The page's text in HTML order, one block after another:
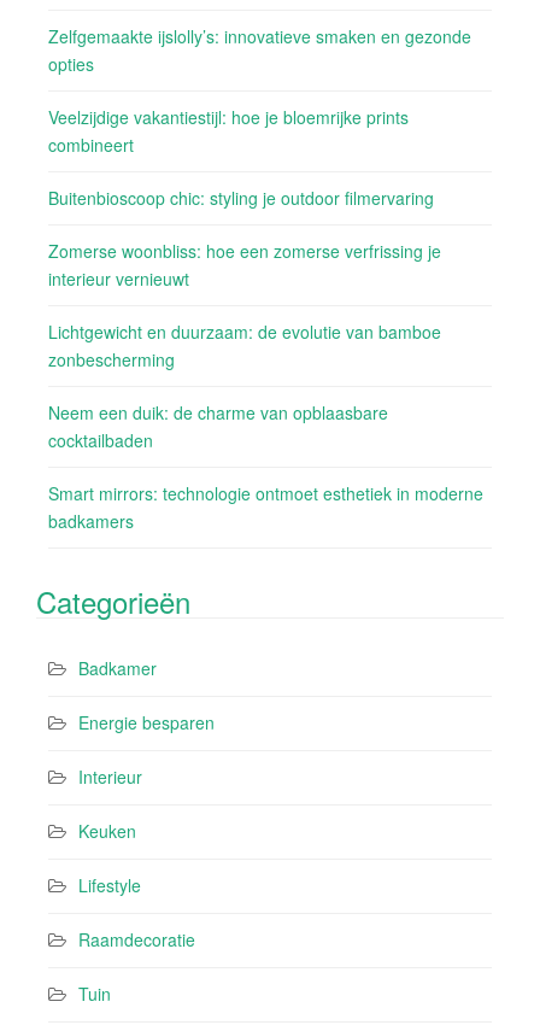
Zelfgemaakte ijslolly’s: innovatieve smaken en gezonde
opties
Veelzijdige vakantiestijl: hoe je bloemrijke prints
combineert
Buitenbioscoop chic: styling je outdoor filmervaring
Zomerse woonbliss: hoe een zomerse verfrissing je
interieur vernieuwt
Lichtgewicht en duurzaam: de evolutie van bamboe
zonbescherming
Neem een duik: de charme van opblaasbare
cocktailbaden
Smart mirrors: technologie ontmoet esthetiek in moderne
badkamers
Categorieën
Badkamer
Energie besparen
Interieur
Keuken
Lifestyle
Raamdecoratie
Tuin